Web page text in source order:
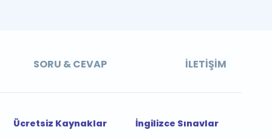
SORU & CEVAP İLETIŞIM
Ücretsiz Kaynaklar
İngilizce Sınavlar